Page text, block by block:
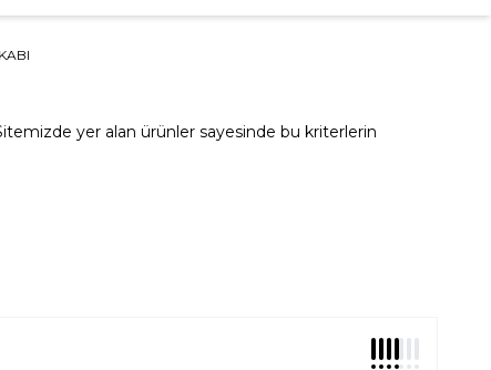
yer alan ürünler sayesinde bu kriterlerin